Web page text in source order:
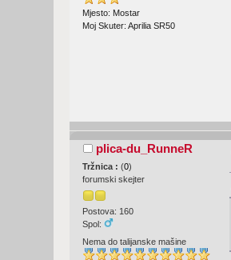
Mjesto: Mostar
Moj Skuter: Aprilia SR50
plica-du_RunneR
Tržnica :(0)
forumski skejter
Postova: 160
Spol:
Nema do talijanske mašine